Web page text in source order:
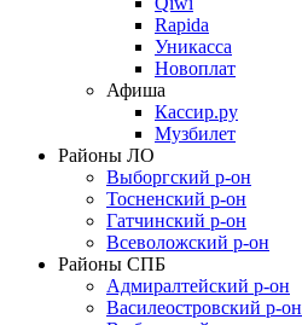
Rapida
Уникасса
Новоплат
Афиша
Кассир.ру
Музбилет
Районы ЛО
Выборгский р-он
Тосненский р-он
Гатчинский р-он
Всеволожский р-он
Районы СПБ
Адмиралтейский р-он
Василеостровский р-он